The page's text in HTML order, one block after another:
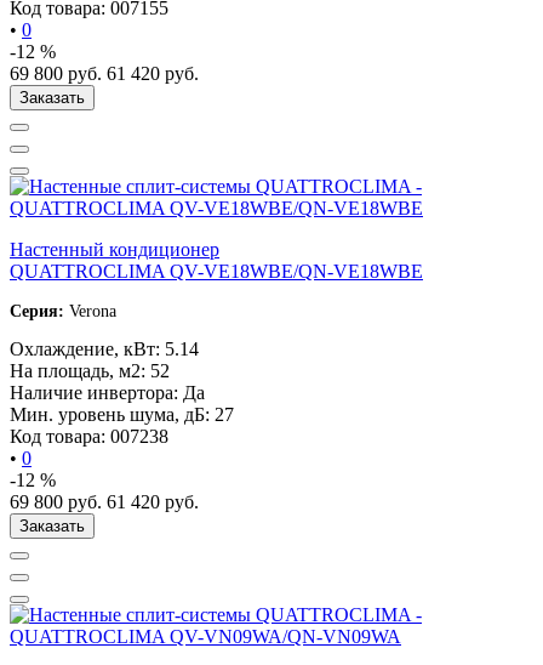
Код товара: 007155
• 0
-12 %
69 800 руб. 61 420 руб.
Заказать
Настенный кондиционер
QUATTROCLIMA QV-VE18WBE/QN-VE18WBE
Серия: Verona
Охлаждение, кВт: 5.14
На площадь, м2: 52
Наличие инвертора: Да
Мин. уровень шума, дБ: 27
Код товара: 007238
• 0
-12 %
69 800 руб. 61 420 руб.
Заказать